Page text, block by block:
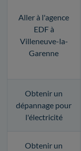
Aller à l'agence
EDF à
Villeneuve-la-
Garenne
Obtenir un
dépannage pour
l'électricité
Obtenir un